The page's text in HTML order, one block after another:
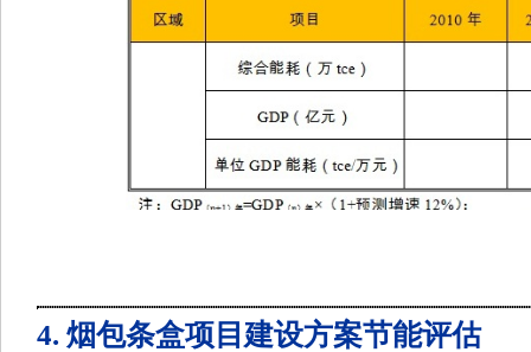
4. 烟包条盒项目建设方案节能评估